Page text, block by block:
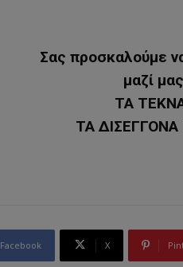
Σας προσκαλούμε
μαζί
ΤΑ
ΤΑ ΔΙΣΕΓΓΟΝΑ
Facebook X